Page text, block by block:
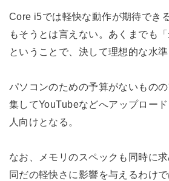
Core i5では軽快な動作が期待でき
もそうとは言えない。あくまでも
ということで、決して理想的な水準
パソコンのための予算がないもの
集してYouTubeなどへアップロー
人向けとなる。
なお、メモリのスペックも同時に
同だの軽快さに影響を与えるわけ